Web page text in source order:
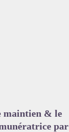
maintien & le
par